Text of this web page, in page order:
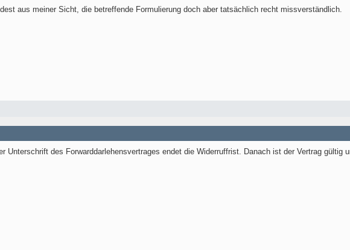
aus meiner Sicht, die betreffende Formulierung doch aber tatsächlich recht missverständlich.
Unterschrift des Forwarddarlehensvertrages endet die Widerruffrist. Danach ist der Vertrag gültig